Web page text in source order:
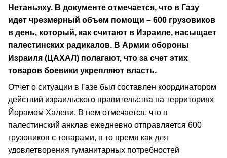
Нетаньяху. В документе отмечается, что в Газу
идет чрезмерный объем помощи – 600 грузовиков
в день, который, как считают в Израиле, насыщает
палестинских радикалов. В Армии обороны
Израиля (ЦАХАЛ) полагают, что за счет этих
товаров боевики укрепляют власть.
Отчет о ситуации в Газе был составлен координатором
действий израильского правительства на территориях
Йорамом Халеви. В нем отмечается, что в
палестинский анклав ежедневно отправляется 600
грузовиков с товарами, в то время как для
удовлетворения гуманитарных потребностей